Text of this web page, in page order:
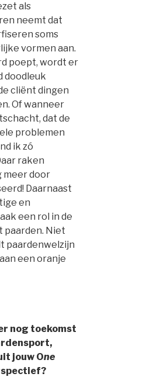
als
neemt dat
soms
vormen aan.
poept, wordt er
doodleuk
cliënt dingen
Of wanneer
dat de
problemen
ik zó
raken
meer door
Daarnaast
en
een rol in de
paarden. Niet
paardenwelzijn
een oranje
nog toekomst
jouw One